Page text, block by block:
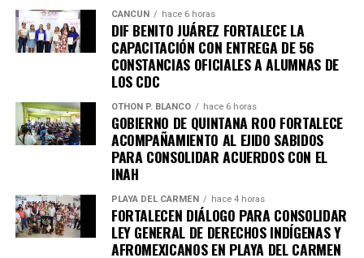
helicóptero a un destino no revelado. Organizaciones
internacionales expresaron preocupación por el clima
electoral.
8. Expresidente surcoreano Yoon
Suk Yeol es condenado a cinco años
Un tribunal de Corea del Sur sentenció al exmandatario a
cinco años de prisión
relacionada con la declaración de ley marcial en 2024. La
defensa anunció que apelará el fallo.
CANCÚN hace 6 horas
DIF BENITO JUÁREZ FORTALECE LA
CAPACITACIÓN CON ENTREGA DE 56
CONSTANCIAS OFICIALES A ALUMNAS DE
LOS CDC
OTHON P. BLANCO hace 6 horas
GOBIERNO DE QUINTANA ROO FORTALECE
ACOMPAÑAMIENTO AL EJIDO SABIDOS
PARA CONSOLIDAR ACUERDOS CON EL
INAH
PLAYA DEL CARMEN hace 4 horas
FORTALECEN DIÁLOGO PARA CONSOLIDAR
LEY GENERAL DE DERECHOS INDÍGENAS Y
AFROMEXICANOS EN PLAYA DEL CARMEN